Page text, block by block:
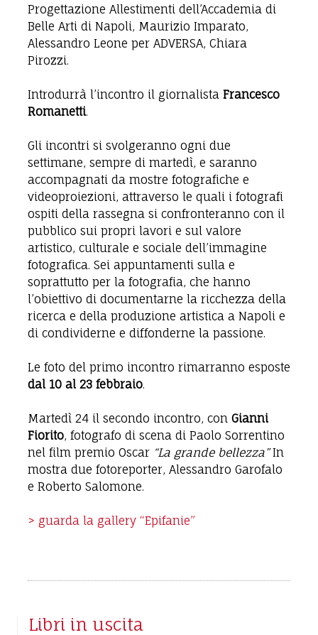
Progettazione Allestimenti dell’Accademia di
Belle Arti di Napoli, Maurizio Imparato,
Alessandro Leone per ADVERSA, Chiara
Pirozzi.
Introdurrà l’incontro il giornalista Francesco
Romanetti.
Gli incontri si svolgeranno ogni due
settimane, sempre di martedì, e saranno
accompagnati da mostre fotografiche e
videoproiezioni, attraverso le quali i fotografi
ospiti della rassegna si confronteranno con il
pubblico sui propri lavori e sul valore
artistico, culturale e sociale dell’immagine
fotografica. Sei appuntamenti sulla e
soprattutto per la fotografia, che hanno
l’obiettivo di documentarne la ricchezza della
ricerca e della produzione artistica a Napoli e
di condividerne e diffonderne la passione.
Le foto del primo incontro rimarranno esposte
dal 10 al 23 febbraio.
Martedì 24 il secondo incontro, con Gianni
Fiorito, fotografo di scena di Paolo Sorrentino
nel film premio Oscar “La grande bellezza”In
mostra due fotoreporter, Alessandro Garofalo
e Roberto Salomone.
> guarda la gallery “Epifanie”
Libri in uscita